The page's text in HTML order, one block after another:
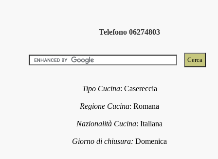
Telefono 06274803
Tipo Cucina: Casereccia
Regione Cucina:Romana
Nazionalità Cucina:Italiana
Giorno di chiusura:Domenica